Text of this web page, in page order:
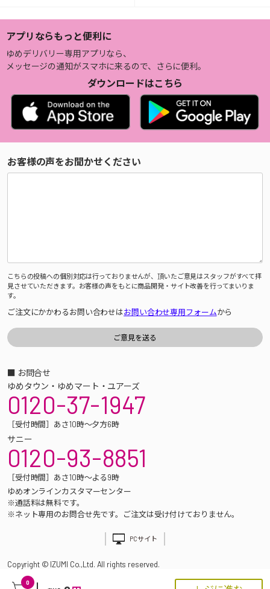
0
アプリならもっと便利に
ゆめデリバリー専用アプリなら、
メッセージの通知がスマホに来るので、さらに便利。
ダウンロードはこちら
お客様の声をお聞かせください
こちらの投稿への個別対応は行っておりませんが、頂いたご意見はスタッフがすべて拝
見させていただきます。お客様の声をもとに商品開発・サイト改善を行ってまいりま
す。
ご注文にかかわるお問い合わせはお問い合わせ専用フォームから
■ お問合せ
ゆめタウン・ゆめマート・ユアーズ
0120-37-1947
［受付時間］あさ10時～夕方6時
サニー
0120-93-8851
［受付時間］あさ10時～よる9時
ゆめオンラインカスタマーセンター
※通話料は無料です。
※ネット専用のお問合せ先です。ご注文は受け付けておりません。
PCサイト
Copyright © IZUMI Co.,Ltd. All rights reserved.